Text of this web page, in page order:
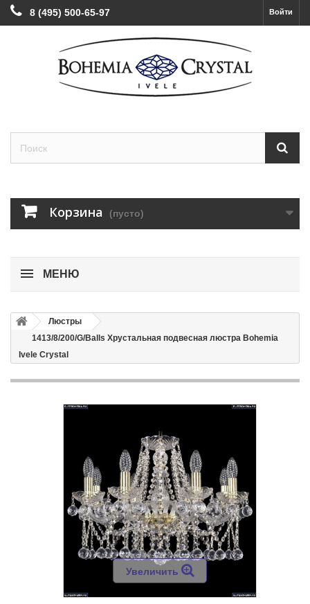
Войти
8 (495) 500-65-97
Корзина (пусто)
МЕНЮ
Люстры
1413/8/200/G/Balls Хрустальная подвесная люстра Bohemia
Ivele Crystal
Увеличить